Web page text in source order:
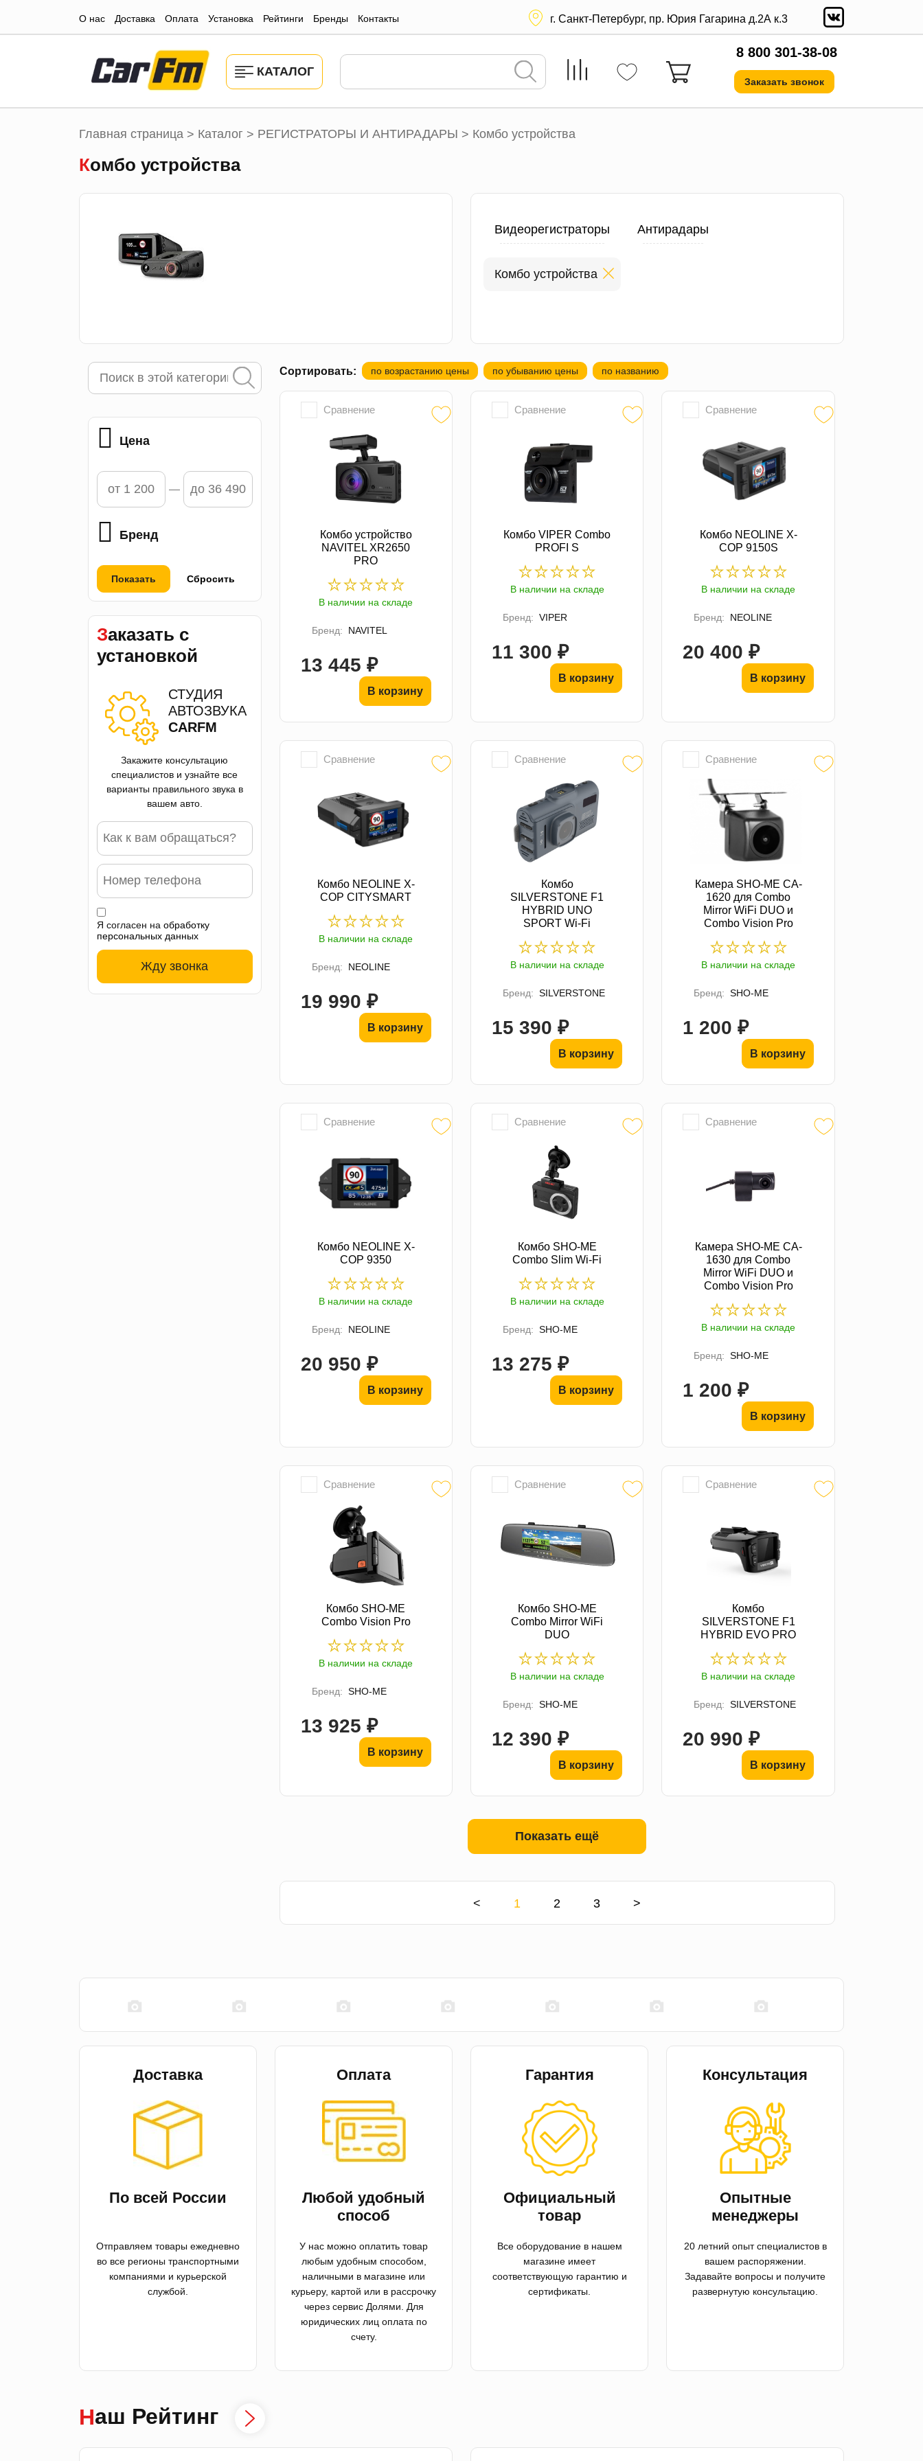
О нас Доставка Оплата Установка Рейтинги Бренды Контакты г. Санкт-Петербург, пр. Юрия Гагарина д.2А к.3
КАТАЛОГ
8 800 301-38-08
Заказать звонок
Главная страница > Каталог > РЕГИСТРАТОРЫ И АНТИРАДАРЫ > Комбо устройства
Комбо устройства
Видеорегистраторы Антирадары
Комбо устройства
Цена
Бренд
Показать Сбросить
Заказать с
установкой
СТУДИЯ
АВТОЗВУКА
CARFM
Закажите консультацию
специалистов и узнайте все
варианты правильного звука в
вашем авто.
Я согласен на обработку
персональных данных
Жду звонка
Сортировать: по возрастанию цены по убыванию цены по названию
Сравнение
Комбо устройство
NAVITEL XR2650
PRO
В наличии на складе
Бренд: NAVITEL
13 445 ₽
В корзину
Сравнение
Комбо VIPER Combo
PROFI S
В наличии на складе
Бренд: VIPER
11 300 ₽
В корзину
Сравнение
Комбо NEOLINE X-
COP 9150S
В наличии на складе
Бренд: NEOLINE
20 400 ₽
В корзину
Сравнение
Комбо NEOLINE X-
COP CITYSMART
В наличии на складе
Бренд: NEOLINE
19 990 ₽
В корзину
Сравнение
Комбо
SILVERSTONE F1
HYBRID UNO
SPORT Wi-Fi
В наличии на складе
Бренд: SILVERSTONE
15 390 ₽
В корзину
Сравнение
Камера SHO-ME CA-
1620 для Combo
Mirror WiFi DUO и
Combo Vision Pro
В наличии на складе
Бренд: SHO-ME
1 200 ₽
В корзину
Сравнение
Комбо NEOLINE X-
COP 9350
В наличии на складе
Бренд: NEOLINE
20 950 ₽
В корзину
Сравнение
Комбо SHO-ME
Combo Slim Wi-Fi
В наличии на складе
Бренд: SHO-ME
13 275 ₽
В корзину
Сравнение
Камера SHO-ME CA-
1630 для Combo
Mirror WiFi DUO и
Combo Vision Pro
В наличии на складе
Бренд: SHO-ME
1 200 ₽
В корзину
Сравнение
Комбо SHO-ME
Combo Vision Pro
В наличии на складе
Бренд: SHO-ME
13 925 ₽
В корзину
Сравнение
Комбо SHO-ME
Combo Mirror WiFi
DUO
В наличии на складе
Бренд: SHO-ME
12 390 ₽
В корзину
Сравнение
Комбо
SILVERSTONE F1
HYBRID EVO PRO
В наличии на складе
Бренд: SILVERSTONE
20 990 ₽
В корзину
Показать ещё
< 1 2 3 >
Доставка
По всей России
Отправляем товары ежедневно
во все регионы транспортными
компаниями и курьерской
службой.
Оплата
Любой удобный
способ
У нас можно оплатить товар
любым удобным способом,
наличными в магазине или
курьеру, картой или в рассрочку
через сервис Долями. Для
юридических лиц оплата по
счету.
Гарантия
Официальный
товар
Все оборудование в нашем
магазине имеет
соответствующую гарантию и
сертификаты.
Консультация
Опытные
менеджеры
20 летний опыт специалистов в
вашем распоряжении.
Задавайте вопросы и получите
развернутую консультацию.
Наш Рейтинг